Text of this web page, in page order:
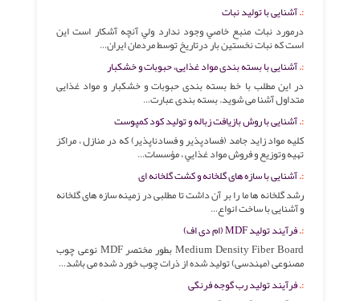
آشنایی با تولید نبات
درمورد نبات منبع خاصي وجود ندارد ولي آنچه آشکار است اين
است که نبات نخستين بار درتاريخ توسط مردمان ايران…
آشنایی با بسته بندی مواد غذایی، حبوبات و خشکبار
در این مطلب با خط بسته بندی حبوبات و خشکبار و مواد غذایی
متداول آشنا می شوید. بسته بندی عبارت…
آشنایی با روش بازیافت زباله و تولید کود کمپوست
کليه مواد زايد جامد (فسادپذير و فسادناپذير) که در منازل ، مراکز
تهيه وتوزيع و فروش مواد غذايي ، مؤسسات…
آشنایی با سازه های گلخانه و کشت گلخانه ای
رشد گلخانه ها ما را بر آن داشت تا مطلبی در زمینه سازه های گلخانه
و آشنایی با ساخت انواع…
فرآیند تولید MDF (ام دی اف)
Medium Density Fiber Board بطور مختصر MDF نوعی چوب
مصنوعی (مهندسی) تولید شده از ذرات چوب خورد شده می باشد…
فرآیند تولید رب گوجه فرنگی